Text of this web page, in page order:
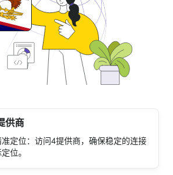
供商
定位：访问4提供商，确保稳定的连接
位。